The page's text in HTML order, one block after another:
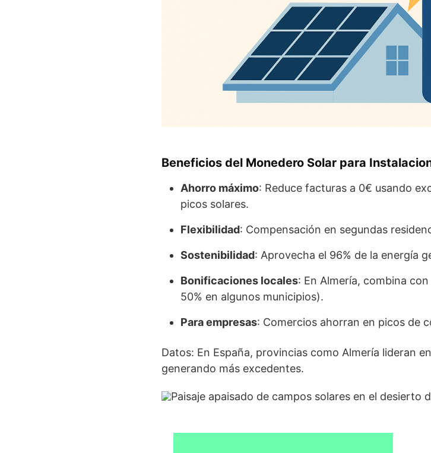
Beneficios del Monedero Solar para
Ahorro máximo: Reduce facturas a 0€ usando
picos solares.
Flexibilidad: Compensación en segundas
Sostenibilidad: Aprovecha el 96% de la energía
Bonificaciones locales: En Almería, combina
50% en algunos municipios).
Para empresas: Comercios ahorran en picos de
Datos: En España, provincias como Almería lideran
generando más excedentes.